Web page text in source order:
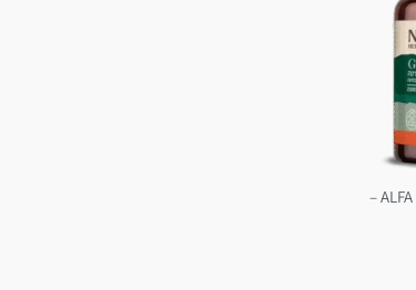
גוארנה לספורטאים | ALFA –